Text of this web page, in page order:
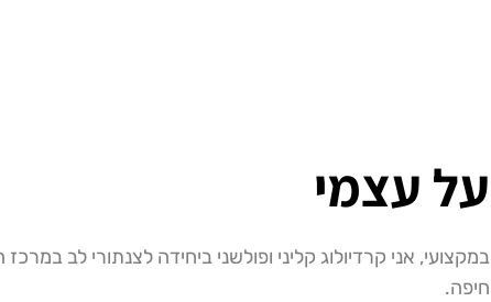
על עצמי
במקצועי, אני קרדיולוג קליני ופולשני ביחידה לצנתורי לב
חיפה.